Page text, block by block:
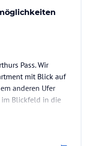
Pass. Wir
mit Blick auf
anderen Ufer
Blickfeld in die
in Neuseeland.
Landschaft, so